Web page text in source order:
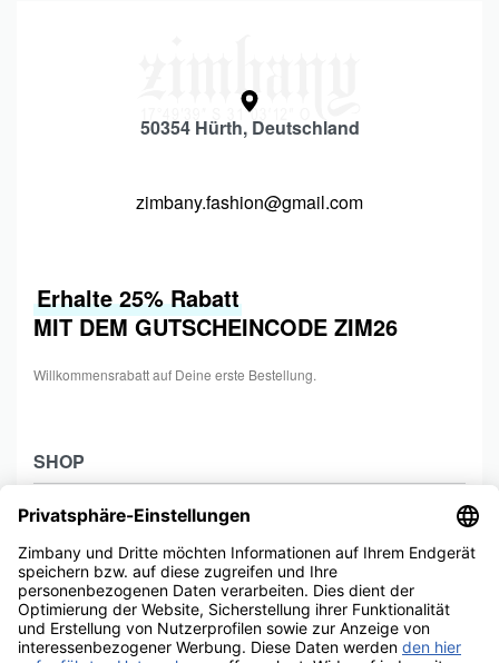
50354 Hürth, Deutschland
zimbany.fashion@gmail.com
SHOP
Shop
Collections
Frauen
Männer
Kids
HILFE
Zahlung & Versand
Widerrufsbelehrung
ÜBER
Erhalte 25% Rabatt
MIT DEM GUTSCHEINCODE ZIM26
Willkommensrabatt auf Deine erste Bestellung.